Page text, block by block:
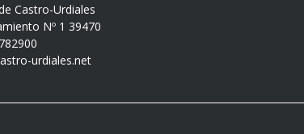
Castro-Urdiales
Nº 1 39470
urdiales.net